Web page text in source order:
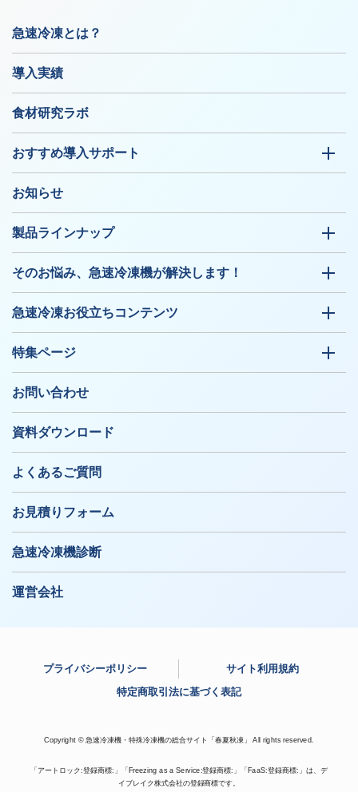
急速冷凍とは？
導入実績
食材研究ラボ
おすすめ導入サポート
お知らせ
製品ラインナップ
そのお悩み、急速冷凍機が解決します！
急速冷凍お役立ちコンテンツ
特集ページ
お問い合わせ
資料ダウンロード
よくあるご質問
お見積りフォーム
急速冷凍機診断
運営会社
プライバシーポリシー
サイト利用規約
特定商取引法に基づく表記
Copyright © 急速冷凍機・特殊冷凍機の総合サイト「春夏秋凍」 All rights reserved.
「アートロック:登録商標:」「Freezing as a Service:登録商標:」「FaaS:登録商標:」は、デ
イブレイク株式会社の登録商標です。